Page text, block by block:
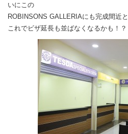
いにこの
ROBINSONS GALLERIAにも完成間近
これでビザ延長も並ばなくなるかも！？